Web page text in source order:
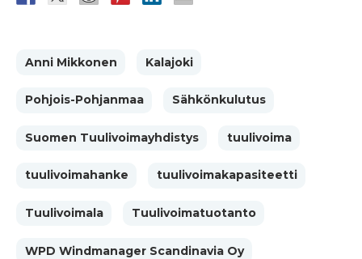
Anni Mikkonen Kalajoki
Pohjois-Pohjanmaa Sähkönkulutus
Suomen Tuulivoimayhdistys tuulivoima
tuulivoimahanke tuulivoimakapasiteetti
Tuulivoimala Tuulivoimatuotanto
WPD Windmanager Scandinavia Oy